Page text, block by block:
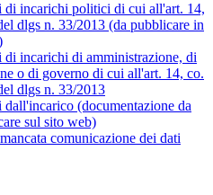
di incarichi politici di cui all'art. 14,
dlgs n. 33/2013 (da pubblicare in
di incarichi di amministrazione, di
o di governo di cui all'art. 14, co.
dlgs n. 33/2013
dall'incarico (documentazione da
sul sito web)
comunicazione dei dati